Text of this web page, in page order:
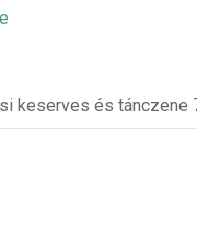
keserves és tánczene